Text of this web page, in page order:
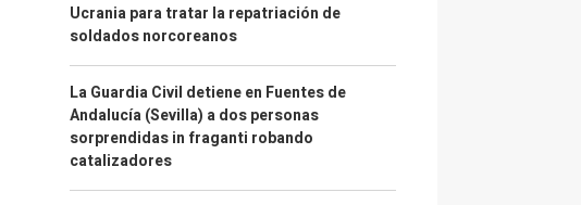
Ucrania para tratar la repatriación de
soldados norcoreanos
La Guardia Civil detiene en Fuentes de
Andalucía (Sevilla) a dos personas
sorprendidas in fraganti robando
catalizadores